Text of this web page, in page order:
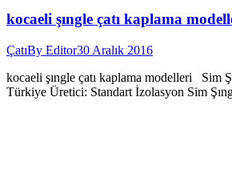
kocaeli şıngle çatı kaplama
ÇatıBy Editor30 Aralık 2016
kocaeli şıngle çatı kaplama modelleri Sim
Türkiye Üretici: Standart İzolasyon Sim